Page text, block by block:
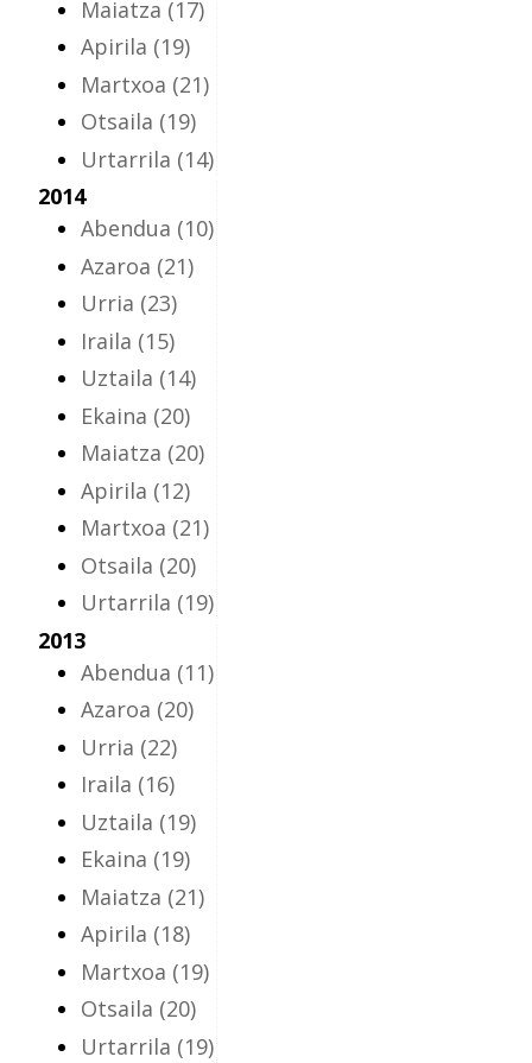
Maiatza (17)
Apirila (19)
Martxoa (21)
Otsaila (19)
Urtarrila (14)
2014
Abendua (10)
Azaroa (21)
Urria (23)
Iraila (15)
Uztaila (14)
Ekaina (20)
Maiatza (20)
Apirila (12)
Martxoa (21)
Otsaila (20)
Urtarrila (19)
2013
Abendua (11)
Azaroa (20)
Urria (22)
Iraila (16)
Uztaila (19)
Ekaina (19)
Maiatza (21)
Apirila (18)
Martxoa (19)
Otsaila (20)
Urtarrila (19)